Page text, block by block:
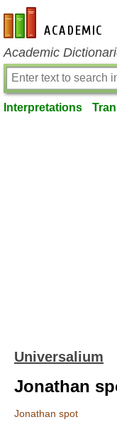
en-academic.com
Academic
Interpretations
Universalium
Jonathan
Jonathan spot